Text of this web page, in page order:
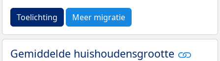
Toelichting Meer migratie
Gemiddelde huishoudensgrootte